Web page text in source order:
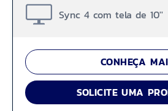
Sync 4 com tela de 10''
CONHEÇA
SOLICITE UMA